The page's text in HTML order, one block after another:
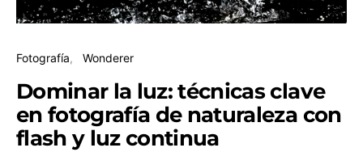
Fotografía Wonderer
Dominar la luz: técnicas clave
en fotografía de naturaleza con
flash y luz continua